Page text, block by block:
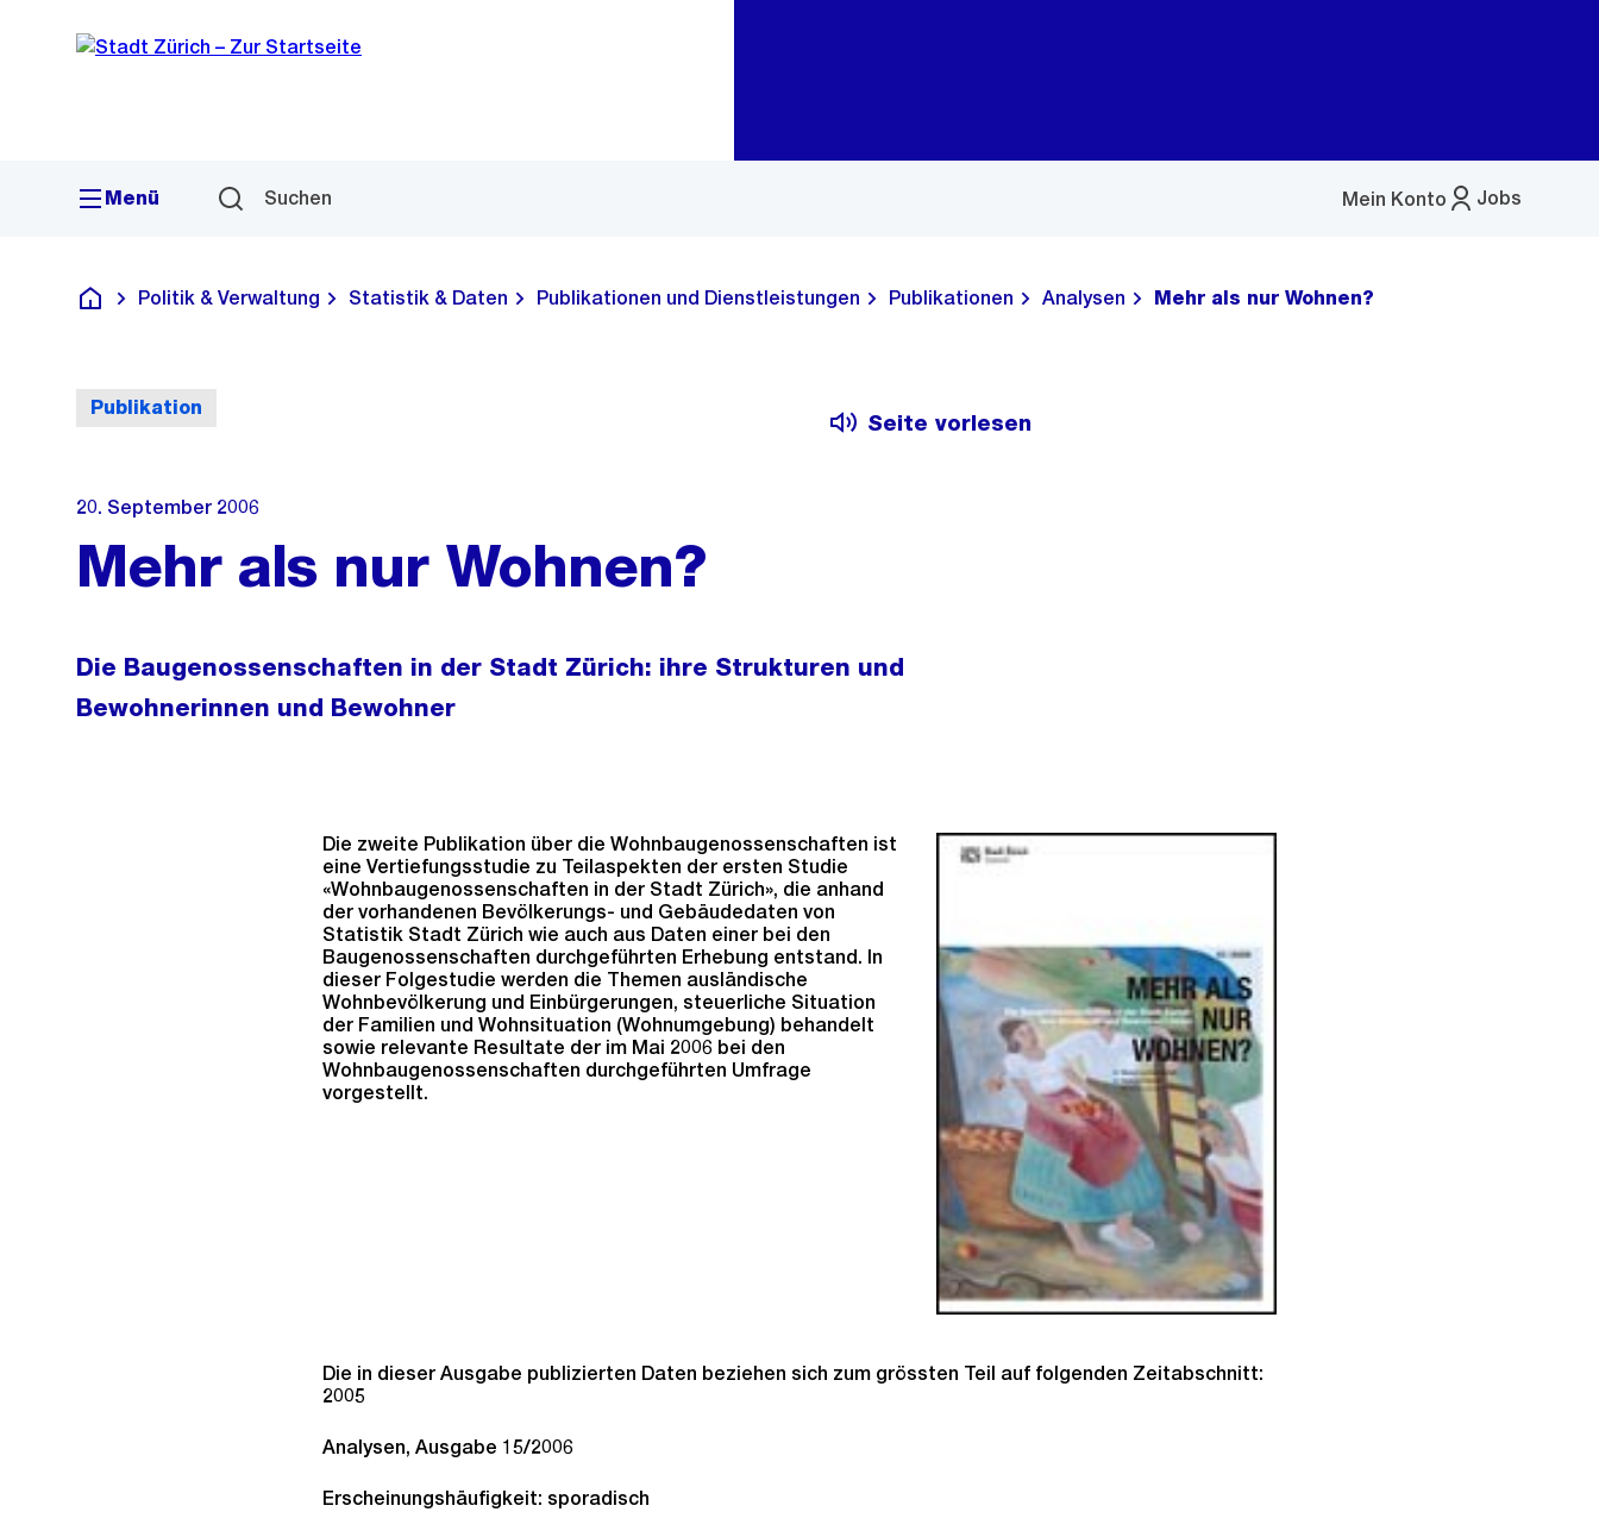
Navigation
Sprunglink
Menü Suchen Jobs
Mein Konto
Menü
Deutsch
Politik & Verwaltung Statistik & Daten Publikationen und Dienstleistungen Publikationen Analysen Mehr als nur Wohnen?
Publikation
Seite vorlesen
20. September 2006
Mehr als nur Wohnen?
Die Baugenossenschaften in der Stadt Zürich: ihre Strukturen und
Bewohnerinnen und Bewohner
Die zweite Publikation über die Wohnbaugenossenschaften ist
eine Vertiefungsstudie zu Teilaspekten der ersten Studie
«Wohnbaugenossenschaften in der Stadt Zürich», die anhand
der vorhandenen Bevölkerungs- und Gebäudedaten von
Statistik Stadt Zürich wie auch aus Daten einer bei den
Baugenossenschaften durchgeführten Erhebung entstand. In
dieser Folgestudie werden die Themen ausländische
Wohnbevölkerung und Einbürgerungen, steuerliche Situation
der Familien und Wohnsituation (Wohnumgebung) behandelt
sowie relevante Resultate der im Mai 2006 bei den
Wohnbaugenossenschaften durchgeführten Umfrage
vorgestellt.
Die in dieser Ausgabe publizierten Daten beziehen sich zum grössten Teil auf folgenden Zeitabschnitt:
2005
Analysen, Ausgabe 15/2006
Erscheinungshäufigkeit: sporadisch